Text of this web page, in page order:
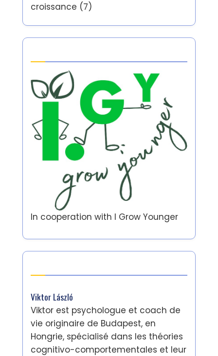
croissance (7)
In cooperation with I Grow Younger
Viktor László
Viktor est psychologue et coach de
vie originaire de Budapest, en
Hongrie, spécialisé dans les théories
cognitivo-comportementales et leur